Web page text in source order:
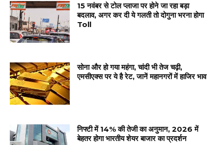
15 नवंबर से टोल प्लाजा पर होने जा रहा बड़ा
बदलाव, अगर कर दी ये गलती तो दोगुना भरना होगा
Toll
सोना और हो गया महंगा, चांदी भी तेज चढ़ी,
एमसीएक्स पर ये है रेट, जानें महानगरों में हाजिर भाव
निफ्टी में 14% की तेजी का अनुमान, 2026 में
बेहतर होगा भारतीय शेयर बाजार का प्रदर्शन